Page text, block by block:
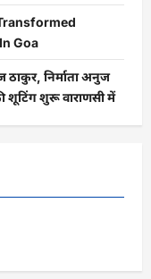
Goa
ठाकुर, निर्माता अनुज
शूटिंग शुरू वाराणसी में